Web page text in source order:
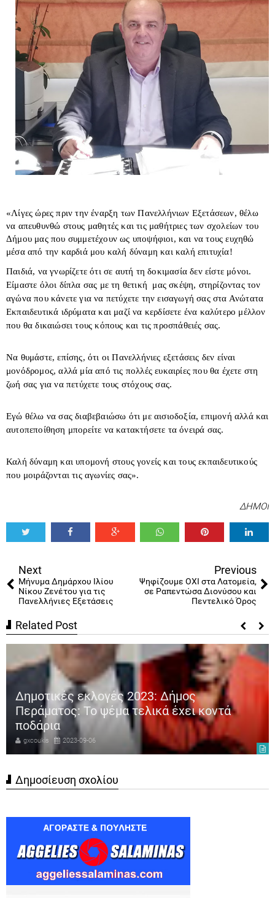
«Λίγες ώρες πριν την έναρξη των Πανελλήνιων Εξετάσεων, θέλω
να απευθυνθώ στους μαθητές και τις μαθήτριες των σχολείων του
Δήμου μας που συμμετέχουν ως υποψήφιοι, και να τους ευχηθώ
μέσα από την καρδιά μου καλή δύναμη και καλή επιτυχία!
Παιδιά, να γνωρίζετε ότι σε αυτή τη δοκιμασία δεν είστε μόνοι.
Είμαστε όλοι δίπλα σας με τη θετική μας σκέψη, στηρίζοντας τον
αγώνα που κάνετε για να πετύχετε την εισαγωγή σας στα Ανώτατα
Εκπαιδευτικά ιδρύματα και μαζί να κερδίσετε ένα καλύτερο μέλλον
που θα δικαιώσει τους κόπους και τις προσπάθειές σας.
Να θυμάστε, επίσης, ότι οι Πανελλήνιες εξετάσεις δεν είναι
μονόδρομος, αλλά μία από τις πολλές ευκαιρίες που θα έχετε στη
ζωή σας για να πετύχετε τους στόχους σας.
Εγώ θέλω να σας διαβεβαιώσω ότι με αισιοδοξία, επιμονή αλλά και
αυτοπεποίθηση μπορείτε να κατακτήσετε τα όνειρά σας.
Καλή δύναμη και υπομονή στους γονείς και τους εκπαιδευτικούς
που μοιράζονται τις αγωνίες σας».
ΔΗΜΟΙ
Next
Μήνυμα Δημάρχου Ιλίου
Νίκου Ζενέτου για τις
Πανελλήνιες Εξετάσεις
Previous
Ψηφίζουμε ΟΧΙ στα Λατομεία,
σε Ραπεντώσα Διονύσου και
Πεντελικό Όρος
Related Post
Δημοτικές εκλογές 2023: Δήμος
Περάματος: Το ψέμα τελικά έχει κοντά
ποδάρια
gxcoukis 2023-09-06
Δημοσίευση σχολίου